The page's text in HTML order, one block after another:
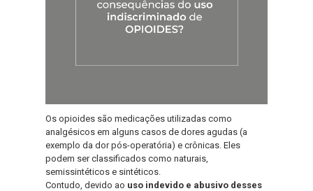
Os opioides são medicações utilizadas como
analgésicos em alguns casos de dores agudas (a
exemplo da dor pós-operatória) e crônicas. Eles
podem ser classificados como naturais,
semissintéticos e sintéticos.
Contudo, devido ao uso indevido e abusivo desses